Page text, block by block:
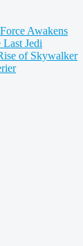
Awakens
Jedi
of Skywalker